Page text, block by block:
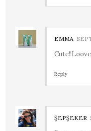
EMMA
Reply
ŞEPŞEKER